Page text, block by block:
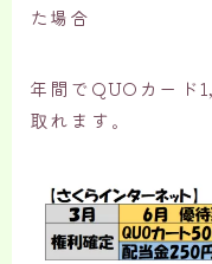
た場合
年間でQUOカー
取れます。